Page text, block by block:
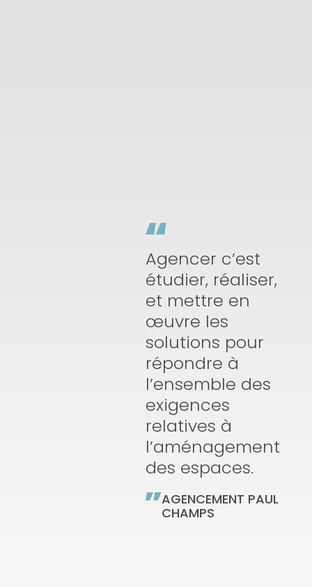
Agencer c’est
étudier, réaliser,
et mettre en
œuvre les
solutions pour
répondre à
l’ensemble des
exigences
relatives à
l’aménagement
des espaces.
AGENCEMENT PAUL
CHAMPS